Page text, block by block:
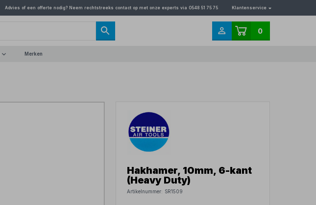
Advies of een offerte nodig? Neem rechtstreeks contact op met onze experts via 0548 51 75 75 Klantenservice
0
Merken
Hakhamer, 10mm, 6-kant
(Heavy Duty)
Artikelnummer: SR1509